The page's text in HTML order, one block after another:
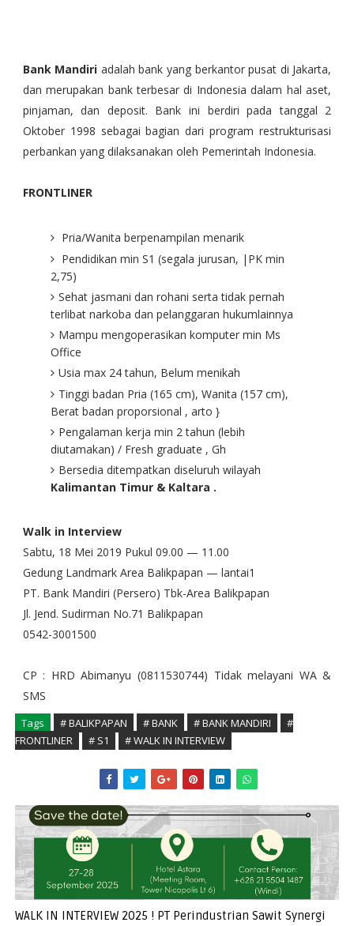
Bank Mandiri adalah bank yang berkantor pusat di Jakarta,
dan merupakan bank terbesar di Indonesia dalam hal aset,
pinjaman, dan deposit. Bank ini berdiri pada tanggal 2
Oktober 1998 sebagai bagian dari program restrukturisasi
perbankan yang dilaksanakan oleh Pemerintah Indonesia.
FRONTLINER
Pria/Wanita berpenampilan menarik
Pendidikan min S1 (segala jurusan, |PK min
2,75)
Sehat jasmani dan rohani serta tidak pernah
terlibat narkoba dan pelanggaran hukumlainnya
Mampu mengoperasikan komputer min Ms
Office
Usia max 24 tahun, Belum menikah
Tinggi badan Pria (165 cm), Wanita (157 cm),
Berat badan proporsional , arto }
Pengalaman kerja min 2 tahun (lebih
diutamakan) / Fresh graduate , Gh
Bersedia ditempatkan diseluruh wilayah
Kalimantan Timur & Kaltara .
Walk in Interview
Sabtu, 18 Mei 2019 Pukul 09.00 — 11.00
Gedung Landmark Area Balikpapan — lantai1
PT. Bank Mandiri (Persero) Tbk-Area Balikpapan
Jl. Jend. Sudirman No.71 Balikpapan
0542-3001500
CP : HRD Abimanyu (0811530744) Tidak melayani WA &
SMS
Tags # BALIKPAPAN # BANK # BANK MANDIRI
#
FRONTLINER
# S1 # WALK IN INTERVIEW
WALK IN INTERVIEW 2025 ! PT Perindustrian Sawit Synergi